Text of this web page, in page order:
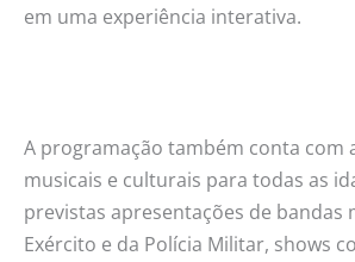
em uma experiência interativa.
A programação também conta com
musicais e culturais para todas as
previstas apresentações de bandas
Exército e da Polícia Militar, shows